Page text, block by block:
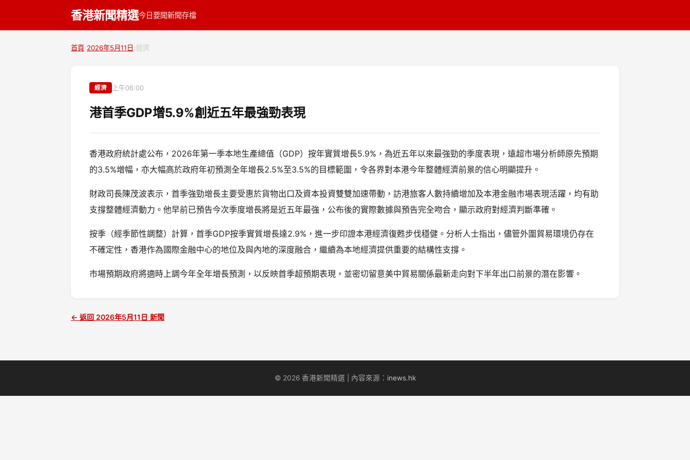
香港新聞精選今日要聞新聞存檔
首頁›2026年5月11日 ›經濟
經濟 上午06:00
港首季GDP增5.9%創近五年最強勁表現
香港政府統計處公布，2026年第一季本地生產總值（GDP）按年實質增長5.9%，為近五年以來最強勁的季度表現，遠超市場分析師原先預期
的3.5%增幅，亦大幅高於政府年初預測全年增長2.5%至3.5%的目標範圍，令各界對本港今年整體經濟前景的信心明顯提升。
財政司長陳茂波表示，首季強勁增長主要受惠於貨物出口及資本投資雙雙加速帶動，訪港旅客人數持續增加及本港金融市場表現活躍，均有助
支撐整體經濟動力。他早前已預告今次季度增長將是近五年最強，公布後的實際數據與預告完全吻合，顯示政府對經濟判斷準確。
按季（經季節性調整）計算，首季GDP按季實質增長達2.9%，進一步印證本港經濟復甦步伐穩健。分析人士指出，儘管外圍貿易環境仍存在
不確定性，香港作為國際金融中心的地位及與內地的深度融合，繼續為本地經濟提供重要的結構性支撐。
市場預期政府將適時上調今年全年增長預測，以反映首季超預期表現，並密切留意美中貿易關係最新走向對下半年出口前景的潛在影響。
← 返回 2026年5月11日 新聞
© 2026 香港新聞精選 | 內容來源： inews.hk